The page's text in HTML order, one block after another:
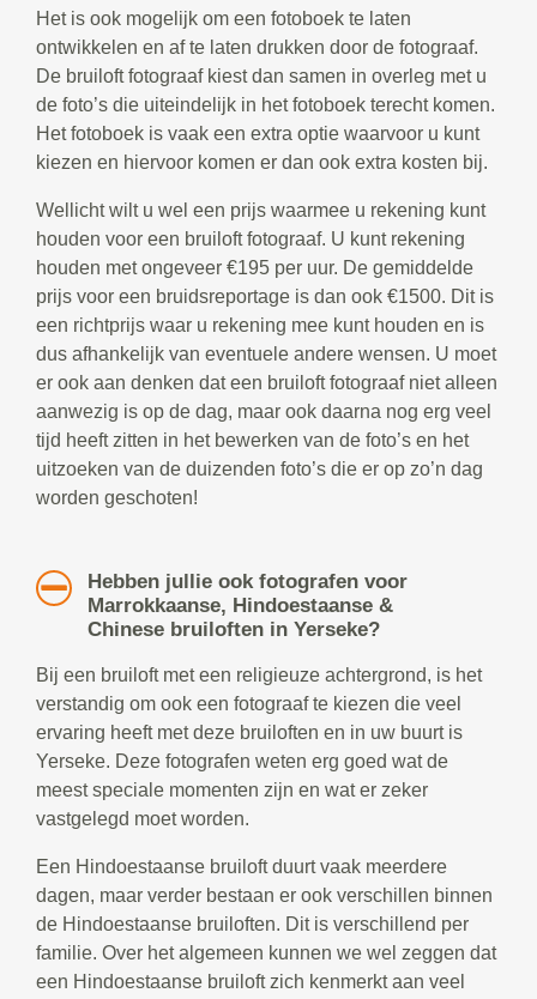
Het is ook mogelijk om een fotoboek te laten
ontwikkelen en af te laten drukken door de fotograaf.
De bruiloft fotograaf kiest dan samen in overleg met u
de foto’s die uiteindelijk in het fotoboek terecht komen.
Het fotoboek is vaak een extra optie waarvoor u kunt
kiezen en hiervoor komen er dan ook extra kosten bij.
Wellicht wilt u wel een prijs waarmee u rekening kunt
houden voor een bruiloft fotograaf. U kunt rekening
houden met ongeveer €195 per uur. De gemiddelde
prijs voor een bruidsreportage is dan ook €1500. Dit is
een richtprijs waar u rekening mee kunt houden en is
dus afhankelijk van eventuele andere wensen. U moet
er ook aan denken dat een bruiloft fotograaf niet alleen
aanwezig is op de dag, maar ook daarna nog erg veel
tijd heeft zitten in het bewerken van de foto’s en het
uitzoeken van de duizenden foto’s die er op zo’n dag
worden geschoten!
Hebben jullie ook fotografen voor
Marrokkaanse, Hindoestaanse &
Chinese bruiloften in Yerseke?
Bij een bruiloft met een religieuze achtergrond, is het
verstandig om ook een fotograaf te kiezen die veel
ervaring heeft met deze bruiloften en in uw buurt is
Yerseke. Deze fotografen weten erg goed wat de
meest speciale momenten zijn en wat er zeker
vastgelegd moet worden.
Een Hindoestaanse bruiloft duurt vaak meerdere
dagen, maar verder bestaan er ook verschillen binnen
de Hindoestaanse bruiloften. Dit is verschillend per
familie. Over het algemeen kunnen we wel zeggen dat
een Hindoestaanse bruiloft zich kenmerkt aan veel